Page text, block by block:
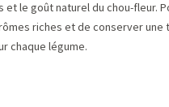
le goût naturel du chou-fleur.
riches et de conserver une
chaque légume.